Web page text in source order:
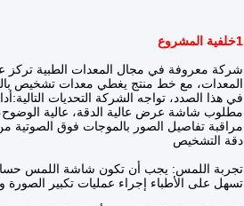
1خلفية المشروع
شركة معروفة في مجال المعدات الطبية تركز
المعدات، مع خط منتج يغطي معدات تشخيص
في هذا الصدد، تواجه الشركة التحديات
مطلوب شاشة عرض عالية الدقة، عالية
مراقبة تفاصيل الصور بالموجات فوق
دقة التشخيص
تجربة اللمس: يجب أن تكون شاشة اللمس
تسهل على الأطباء إجراء عمليات تكبير